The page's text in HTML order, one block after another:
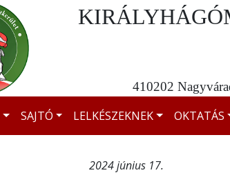
410202
SAJTÓ LELKÉSZEKNEK OKTATÁS
2024 június 17.